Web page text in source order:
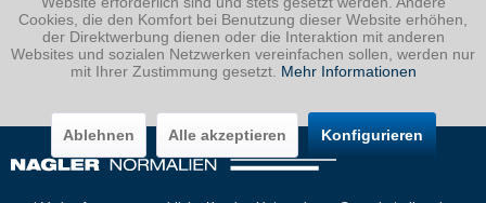
Cookies, die den Komfort bei Benutzung dieser Website erhöhen,
der Direktwerbung dienen oder die Interaktion mit anderen
Websites und sozialen Netzwerken vereinfachen sollen, werden nur
mit Ihrer Zustimmung gesetzt. Mehr Informationen
Ablehnen Alle akzeptieren Konfigurieren